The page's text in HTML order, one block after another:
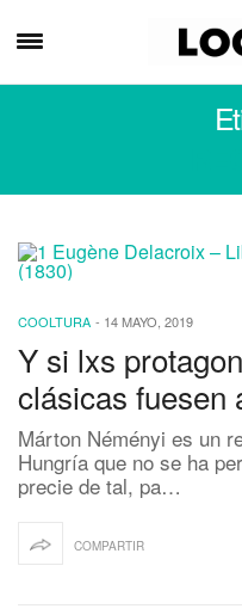
COOLTURA - 14 MAYO, 2019
Y si lxs
clásicas fuesen
Márton Néményi es un
Hungría que no se ha
precie de tal, pa…
COMPARTIR